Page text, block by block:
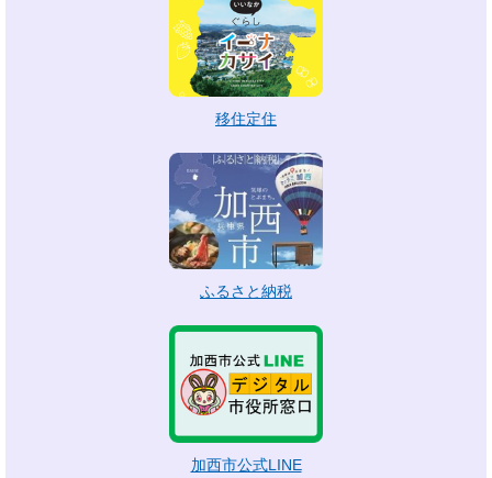
移住定住
ふるさと納税
加西市公式LINE